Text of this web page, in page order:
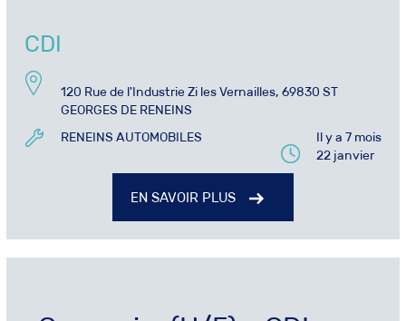
CDI
120 Rue de l'Industrie Zi les Vernailles, 69830 ST
GEORGES DE RENEINS
RENEINS AUTOMOBILES
Il y a 7 mois
22 janvier
EN SAVOIR PLUS